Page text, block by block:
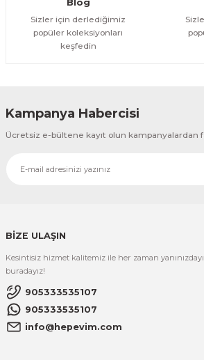
Blog
Sizler için derlediğimiz
popüler koleksiyonları
keşfedin
Kampanya Habercisi
Ücretsiz e-bültene kayıt olun kampanyalardan
BİZE ULAŞIN
Kesintisiz hizmet kalitemiz ile her zaman
buradayız!
905333535107
905333535107
info@hepevim.com